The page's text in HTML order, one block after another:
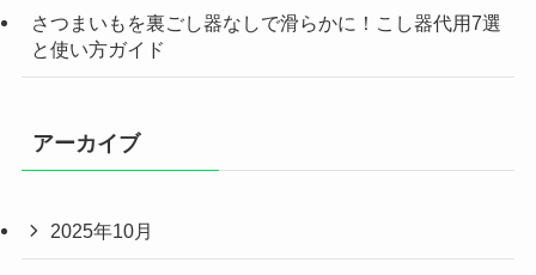
さつまいもを裏ごし器なしで滑らかに！こし器代用7選
と使い方ガイド
アーカイブ
2025年10月